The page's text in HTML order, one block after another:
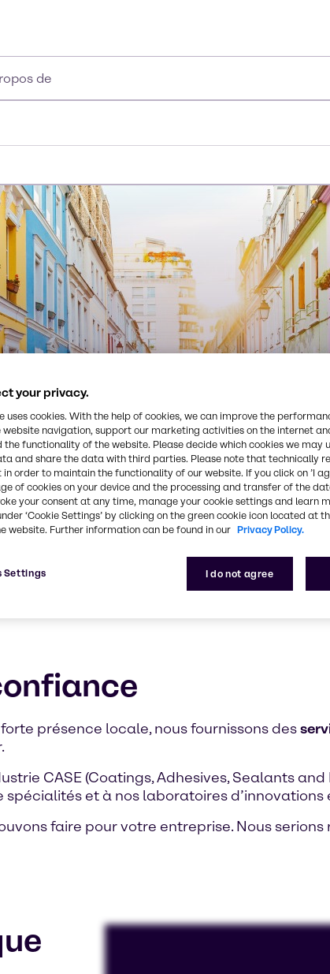
de
&
innovantes, durables et performantes pour
présence locale, nous fournissons des
CASE (Coatings, Adhesives, Sealants
et à nos laboratoires d’innovations
faire pour votre entreprise. Nous serions
your privacy.
uses cookies. With the help of cookies, we can improve the
website navigation, support our marketing activities on the internet
the functionality of the website. Please decide which cookies we may
and share the data with third parties. Please note that technically
in order to maintain the functionality of our website. If you click on ’I
of cookies on your device and the processing and transfer of the
your consent at any time, manage your cookie settings and learn
‘Cookie Settings’ by clicking on the green cookie icon located at
website. Further information can be found in our Privacy Policy.
I do not agree
Settings